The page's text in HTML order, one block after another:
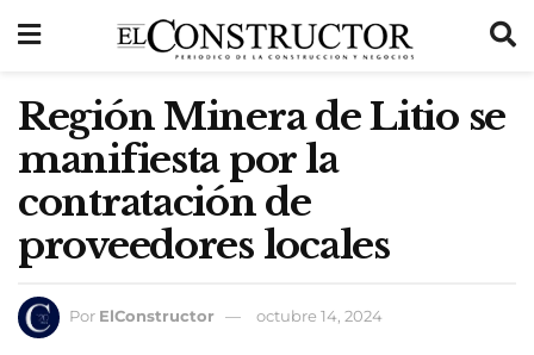
Región Minera de Litio se
manifiesta por la
contratación de
proveedores locales
Por ElConstructor octubre 14, 2024